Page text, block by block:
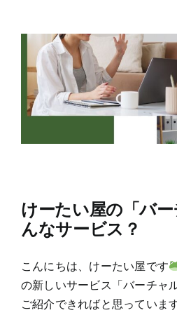
けーたい屋の「バ
んなサービス？
こんにちは、けーたい屋です
の新しいサービス「バーチャ
ご紹介できればと思っていま